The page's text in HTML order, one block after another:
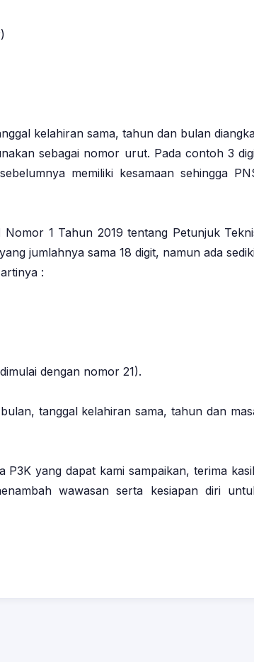
kelahiran sama, tahun dan bulan
sebagai nomor urut. Pada contoh 3
memiliki kesamaan sehingga
1 Tahun 2019 tentang Petunjuk
jumlahnya sama 18 digit, namun ada
:
dengan nomor 21).
tanggal kelahiran sama, tahun dan
P3K yang dapat kami sampaikan, terima
wawasan serta kesiapan diri